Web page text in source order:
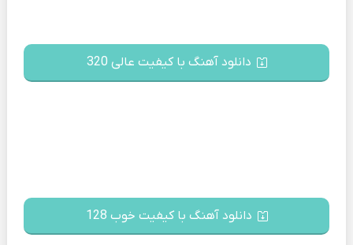
دانلود آهنگ با کیفیت عالی 320
دانلود آهنگ با کیفیت خوب 128